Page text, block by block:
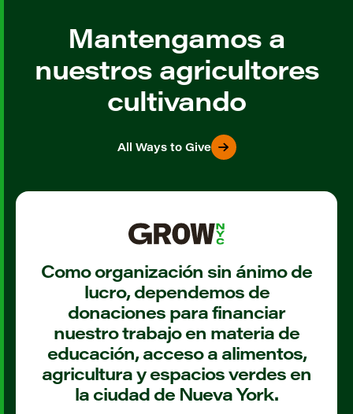
Mantengamos a
nuestros agricultores
cultivando
All Ways to Give
Como organización sin ánimo de
lucro, dependemos de
donaciones para financiar
nuestro trabajo en materia de
educación, acceso a alimentos,
agricultura y espacios verdes en
la ciudad de Nueva York.